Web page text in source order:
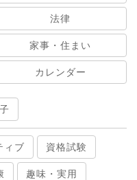
法律
家事・住まい
カレンダー
ィブ 資格試験
趣味・実用